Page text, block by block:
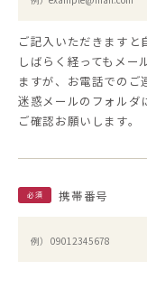
ご記入いただきますと
しばらく経ってもメー
ますが、お電話でのご
迷惑メールのフォルダ
ご確認お願いします。
必須 携帯番号